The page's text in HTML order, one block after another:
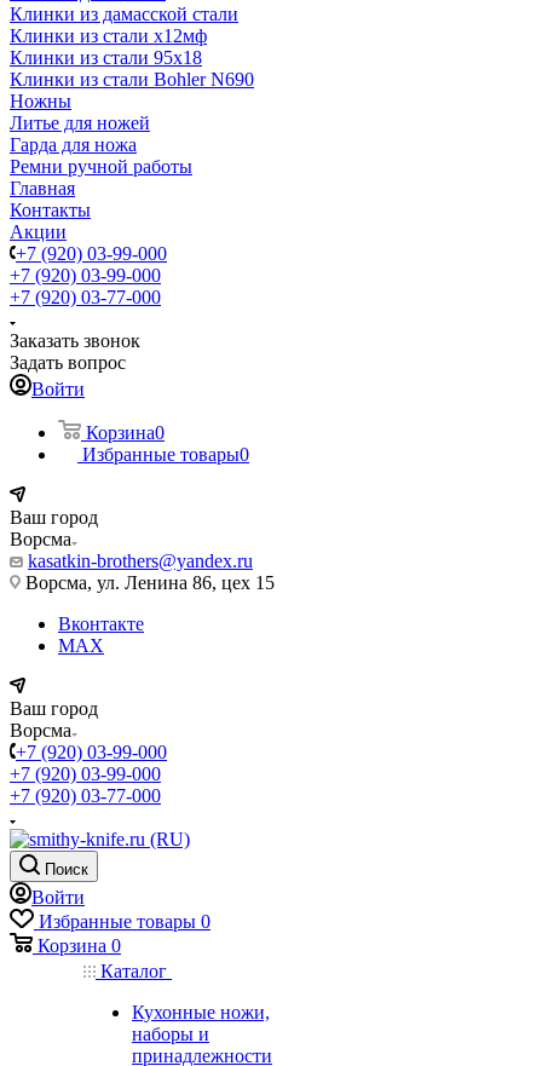
Клинки из дамасской стали
Клинки из стали х12мф
Клинки из стали 95х18
Клинки из стали Bohler N690
Ножны
Литье для ножей
Гарда для ножа
Ремни ручной работы
Главная
Контакты
Акции
+7 (920) 03-99-000
+7 (920) 03-99-000
+7 (920) 03-77-000
Заказать звонок
Задать вопрос
Войти
Корзина0
Избранные товары0
Ваш город
Ворсма
kasatkin-brothers@yandex.ru
Ворсма, ул. Ленина 86, цех 15
Вконтакте
MAX
Ваш город
Ворсма
+7 (920) 03-99-000
+7 (920) 03-99-000
+7 (920) 03-77-000
Поиск
Войти
Избранные товары 0
Корзина 0
Каталог
Кухонные ножи,
наборы и
принадлежности